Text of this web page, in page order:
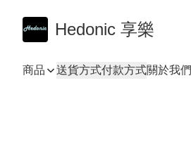
Hedonic 享樂
商品 送貨方式付款方式關於我們